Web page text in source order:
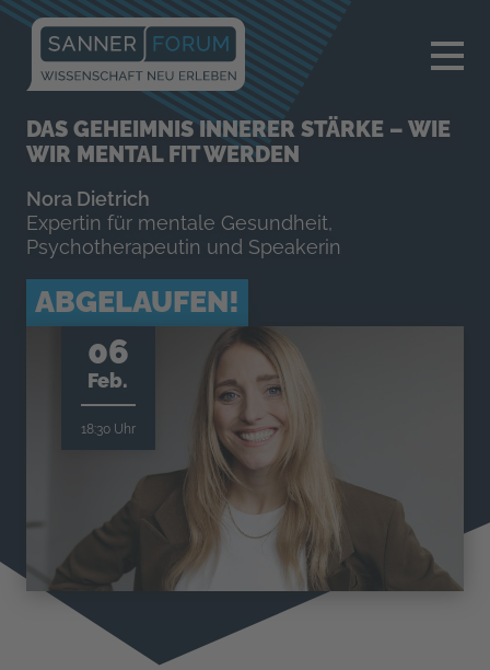
×
DAS GEHEIMNIS INNERER STÄRKE – WIE
WIR MENTAL FIT WERDEN
Nora Dietrich
Expertin für mentale Gesundheit,
Psychotherapeutin und Speakerin
ABGELAUFEN!
06
Feb.
18:30 Uhr